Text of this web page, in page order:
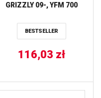
GRIZZLY 09-, YFM 700
LUCAS
BESTSELLER
116,03 zł